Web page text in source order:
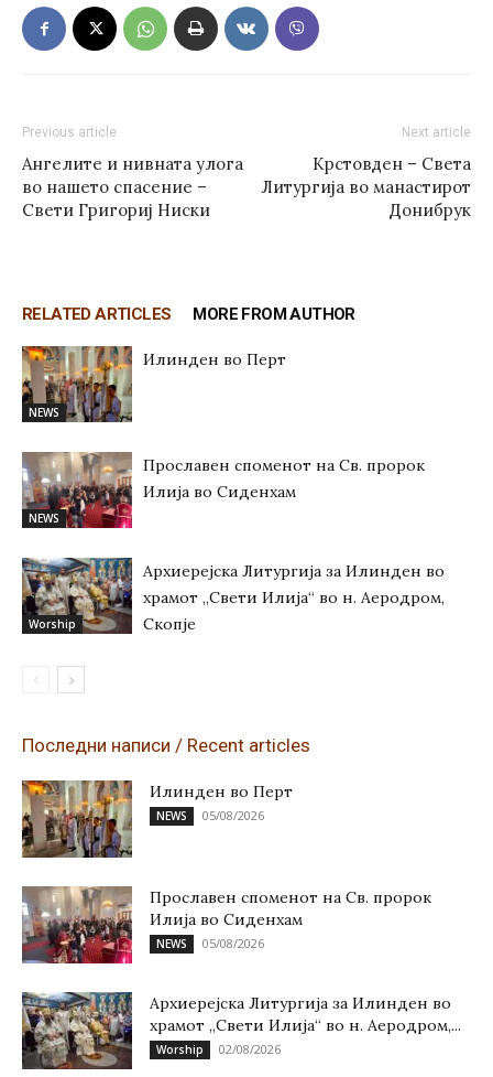
Previous article
Ангелите и нивната улога
во нашето спасение –
Свети Григориј Ниски
Next article
Крстовден – Света
Литургија во манастирот
Донибрук
RELATED ARTICLES MORE FROM AUTHOR
NEWS
Илинден во Перт
NEWS
Прославен споменот на Св. пророк
Илија во Сиденхам
Worship
Архиерејска Литургија за Илинден во
храмот „Свети Илија“ во н. Аеродром,
Скопје
Последни написи / Recent articles
Илинден во Перт
NEWS 05/08/2026
Прославен споменот на Св. пророк
Илија во Сиденхам
NEWS 05/08/2026
Архиерејска Литургија за Илинден во
храмот „Свети Илија“ во н. Аеродром,...
Worship 02/08/2026